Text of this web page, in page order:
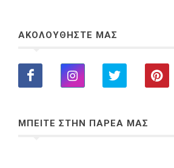
ΑΚΟΛΟΥΘΗΣΤΕ ΜΑΣ
ΜΠΕΙΤΕ ΣΤΗΝ ΠΑΡΕΑ ΜΑΣ